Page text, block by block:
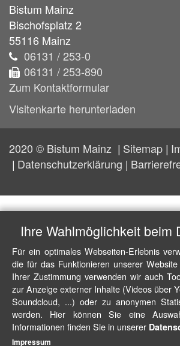
Bistum Mainz
Bischofsplatz 2
55116 Mainz
06131 / 253-0
06131 / 253-890
Zum Kontaktformular
Visitenkarte herunterladen
2020 © Bistum Mainz Sitemap
Datenschutzerklärung
Ihre Wahlmöglichkeit beim
Für ein optimales Webseiten-Erlebnis
die für das Funktionieren unserer
Ihrer Zustimmung verwenden wir auch
zur Anzeige externer Inhalte (Videos über
Soundcloud, ...) oder zu anonymen
werden. Hier können Sie eine
Informationen finden Sie in unserer
Impressum